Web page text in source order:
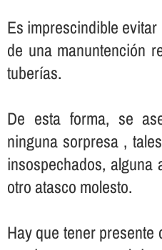
Es imprescindible
de una manuntención
tuberí­as.
De esta forma, se
ninguna sorpresa ,
insospechados,
otro atasco molesto.
Hay que tener